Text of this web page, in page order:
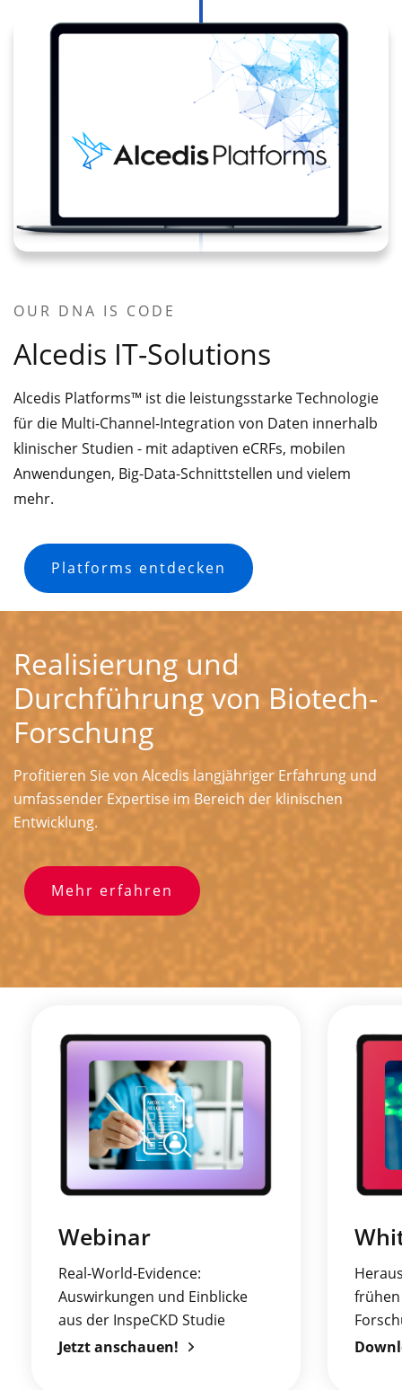
OUR DNA IS CODE
Alcedis IT-Solutions
Alcedis Platforms™ ist die leistungsstarke Technologie
für die Multi-Channel-Integration von Daten innerhalb
klinischer Studien - mit adaptiven eCRFs, mobilen
Anwendungen, Big-Data-Schnittstellen und vielem
mehr.
Platforms entdecken
Realisierung und
Durchführung von Biotech-
Forschung
Profitieren Sie von Alcedis langjähriger Erfahrung und
umfassender Expertise im Bereich der klinischen
Entwicklung.
Mehr erfahren
Webinar
Real-World-Evidence:
Auswirkungen und Einblicke
aus der InspeCKD Studie
Jetzt anschauen!
frühen